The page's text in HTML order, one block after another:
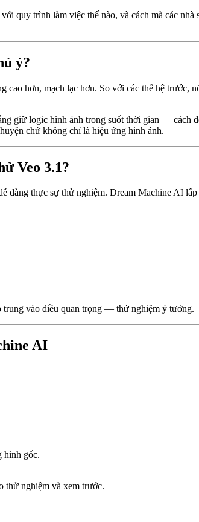
quy trình làm việc thế nào, và cách mà các
ý?
cao hơn, mạch lạc hơn. So với các thế hệ trước,
giữ logic hình ảnh trong suốt thời gian — cách
chứ không chỉ là hiệu ứng hình ảnh.
Veo 3.1?
dàng thực sự thử nghiệm. Dream Machine AI
trung vào điều quan trọng — thử nghiệm ý tưởng.
AI
hình gốc.
thử nghiệm và xem trước.